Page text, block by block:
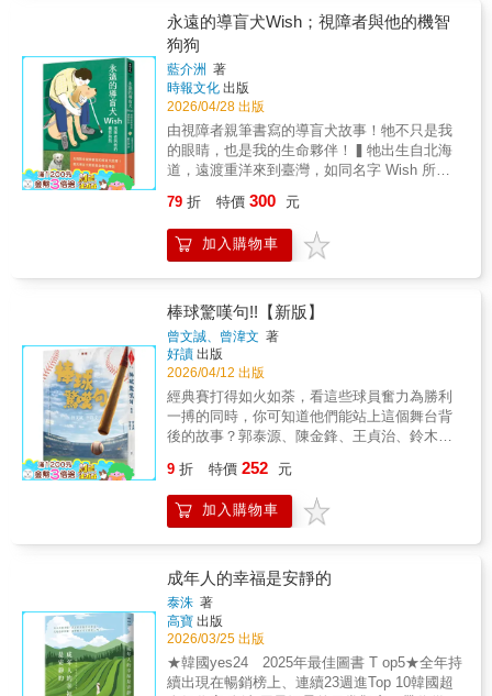
人驚嘆。每當我發現這種解法，就會特別把它
記錄下來，而那本筆記，就成了專屬於我的解
題寶庫。【白紙複習】不翻閱任何資料，僅憑
記憶將學過的內容默寫在一張白紙上──可能是
一個全新的概念、一段重新釐清的觀點，當然
也包括解題時的邏輯與思路等。其中最重要的
部分，在於將當天的學習成果完整「輸出」。
凡是寫不清楚、交代模糊的部分，都得揪出來
重新研讀，直到順利通過白紙複習為止。【用
你可以專注的時間長短，安排時間更得心應
手。只要進入專注狀態，就按下碼表的開始鍵
到專注力用光為止。【從最簡單的開始做】買
了許多參考書卻總是沒寫完？挑一本最薄、看
與背誦。你會發現，不必把題目和解法一字不
漏地硬背下來，針對解題過程中原本不懂的概
念，或是沒想到的「破題關鍵」進行記憶，將
其內化於心。【看五遍是基本】由我編撰的英
語教材扉頁都印著一句話：「一本書只看一
遍，不如乾脆別翻開！」在那句話下方，我設
計了一個表格，讓讀者能從買書的那一刻起，
自己規劃何時完成五次閱讀，並記錄每一次重
讀的日期。
及應用領域，並且能夠活用這些心理技能來面
對生活中的各種難題挑戰，讓人生的道路走得
更加寬廣自在。――季力康（臺灣師範大學體
育與運動科學系特聘教授）◎競技運動不僅是
一種體能與技術的競逐，更是一座高度擬真的
「人生挑戰模擬器」……在不斷突破技術與體
能極限的過程中，運動員同時也在持續鍛鍊與
精進其心理技能，而這些能力，最終將成為支
撐其一生發展的重要基石。――洪聰敏（臺灣
師範大學體育與運動科學系特聘教授兼樂活
運動科學、心理研究與勵志文體，但驅動這些
文字的背後力量，其實是他自身職涯的起落與
轉折，成功與挫敗，屈辱與榮光。――黃哲斌
處，不免心慌、手足無措，甚至無法好好接
受，但，這就是人生啊，總會有小小的踉蹌。
何不在日子的休止符上，晴耕雨讀，重新咀嚼
人生給予的小小啟示吧。然後，細細梳理好一
個喜歡的自己。♪ 來自讀者最暖心的推薦小
語！昨天突然看到這本書，想起我在人生最低
潮的時候買了它，五年後再翻出它，還好我把
日子過的很好，人生沒有每個時候都是勝利
要一些對自己的精神喊話！不過，我相信有時
（kissyouright）有次壓力很大，大到胸悶，甚
至感覺進入了看不到出口的黑暗中，當晚無助
的翻開這本書，閱讀了幾個關於「成長」的章
節，漸漸的胸就不悶了，心情也變得平靜了下
來，原來我們真的可以在書裡找到那些原本以
為無解的答案。（shinyi.bowl）不能說看完一
定就對人生有改變，但至少每認真思考一頁，
內心就多了那麼一份力量。（jessicayuchen）
裡面的文字很溫暖，當我在最脆弱的時候是它
陪伴著我，看了無數次，還是依舊感動。
（djnana_666）起床吃完早餐、打掃家裡、窩
在書桌前慵懶的細細品讀這本書，字字句句都
值得省思，看完覺得有種豁達感。（s_6691）
一直很喜歡這書名帶給人的感覺，就像人生目
標一樣的。（daybxk）給予那些正處於低潮的
人再爬起的力量，給予那些體會過世態炎涼的
做到了才能相信， 而是你先相信了才能做
到。」（yangyang_kuo）
到社畜時期！迷過的對象，包括：偶像、演
員、哈利波特，甚至電競選手。因喜歡哈利波
特，她等不及出版社翻譯、出版，於是自己買
了原文小說，搭配字典一起讀。為了替偶像的
歌曲衝榜，她拚命刷音源、為偶像投票，連專
輯都要買破百張。這些瘋狂行徑，讓她飽受旁
人嘲弄：「把錢和時間花在那些沒用的事情
上，真是無腦迷妹。」然而只有她自己深知，
追星，曾讓她在頻臨崩潰、感到厭煩與寂寞
時，重新找回生活意義：「每一天，我都比昨
Story上發表〈我看起來像追星的人嗎？〉，以
幽默筆觸，寫下自己追星的各種新奇體驗，更
拿下第12屆Kakao Brunch Book綜合文類大
學休學，變得不敢出門、無法好好生活。但為
了見本命演員，她鼓起勇氣獨自外出參加電影
節，不再繭居。一定要追真人嗎？很多人追人
偶，即使不把玩，光是展示就心情愉悅。迷上
本命的網路直播：讓迷妹們感受到，雖然獨自
一人握著手機，依然感覺有人陪。什麼是入坑
的瞬間！你又是如何入坑自己的偶像？會有不
對方是人，就不可能只有好事。所以，「痛
苦」也是必須的存在。◎世上沒有絕對無用的
經驗，這是另一種愛自己的方式因追星而學會
新語言、修圖、剪片、籌備（應援）活動，這
作者為了追電競選手，曾進入大韓航空的停機
棚觀看《星海爭霸》聯賽決賽。當時她因應援
隊伍逆轉成功，在現場一邊大哭，一邊拚命拍
下選手的照片。幾年後，她成為社會新鮮人、
去大韓航空面試，這段故事也成為自我介紹的
亮點，讓嚴肅的面試官對她露出笑容。你呢？
你的追星故事是什麼？ 與其說是追星，其實是
永遠的導盲犬Wish；視障者與他的機智
狗狗
藍介洲 著
時報文化 出版
2026/04/28 出版
由視障者親筆書寫的導盲犬故事！牠不只是我
的眼睛，也是我的生命夥伴！▍牠出生自北海
道，遠渡重洋來到臺灣，如同名字 Wish 所寄
合格導盲犬。▍他在16歲那年全盲，早已習慣
在看不見的世界裡生活。直到遇見導盲犬
Wish，他的生命出現了全新的挑戰與希望。對
練有素的 Wish 總是穩定可靠，但車水馬龍的
路上充滿挑戰，熱情又好奇的人們也常常花樣
百出──關心導盲犬工作權益的朋友，擔心Wish
工時太長；有人把Wish當招財犬，拿彩券在牠
頭上「繞頂三圈」；一人一狗也曾陷入「迷
路」窘境，甚至誤入絕食抗議的現場。在一連
串荒謬又莞爾的奇遇，以及無數個晴雨日子之
間，Wish 與他的視障主人， 一步步地，走出
人犬最深厚的革命情誼，也帶領著人們走上認
一位盲人社工師藍介洲撰寫，記錄他與導盲犬
Wish 的生命故事。書中收錄 Wish 初來乍到時
的磨合、「共同訓練」的艱辛、一起走在路上
最後時光。作者用幽默真摯的筆調，描寫視障
者與導盲犬面臨的各種挑戰。透過這些故事，
讀者得以瞭解導盲犬值勤時所需的專業與高度
專注，看見狗狗與視障主人之間獨特而緊密的
夥伴關係；也重新思考，當狗狗作為工作犬，
奉獻自己協助人類時，我們如何替牠們爭取並
79 折 特價 300 元
加入購物車
棒球驚嘆句!!【新版】
曾文誠、曾湋文 著
好讀 出版
2026/04/12 出版
經典賽打得如火如荼，看這些球員奮力為勝利
一搏的同時，你可知道他們能站上這個舞台背
後的故事？郭泰源、陳金鋒、王貞治、鈴木一
輝......37則棒球人的感動故事，150句難忘的棒
球經典名言◆2026球員簡介全面更新，感動依
舊。◆這些棒球人的故事，不論何時，都能帶
一生中總該找件你所愛的事，然後瘋狂的去
做」棒球傳奇人物王貞治：「如果不斷苦練，
運氣也會站在你這邊！」三十二歲拿到最佳進
步獎的劉義傳：「只要肯努力，三十二歲還是
會進步」東方特快車郭泰源：「怕輸就不會
贏」不專屬於棒球，它們是人生的深刻感受球
9 折 特價 252 元
加入購物車
成年人的幸福是安靜的
泰洙 著
高寶 出版
2026/03/25 出版
★韓國yes24 2025年最佳圖書 T op5★全年持
續出現在暢銷榜上、連續23週進Top 10韓國超